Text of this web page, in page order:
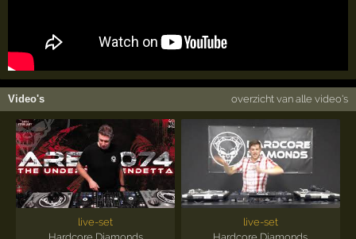
Video's overzicht van alle video's
live-set
live-set